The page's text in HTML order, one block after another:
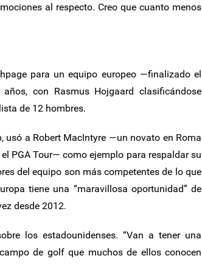
al respecto. Creo que cuanto menos
para un equipo europeo —finalizado el
con Rasmus Hojgaard clasificándose
de 12 hombres.
usó a Robert MacIntyre —un novato en Roma
PGA Tour— como ejemplo para respaldar su
del equipo son más competentes de lo que
tiene una “maravillosa oportunidad” de
desde 2012.
los estadounidenses. “Van a tener una
de golf que muchos de ellos conocen